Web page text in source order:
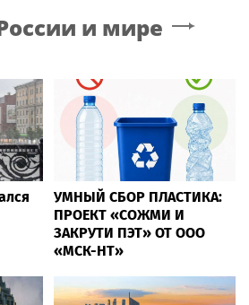
и мире
УМНЫЙ СБОР ПЛАСТИКА:
ПРОЕКТ «СОЖМИ И
ЗАКРУТИ ПЭТ» ОТ ООО
«МСК-НТ»